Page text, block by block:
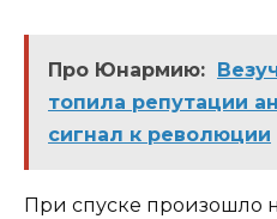
Про Юнармию:
топила репутации
сигнал к революции
При спуске произошло